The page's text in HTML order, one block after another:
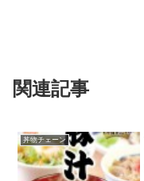
関連記事
丼物チェーン